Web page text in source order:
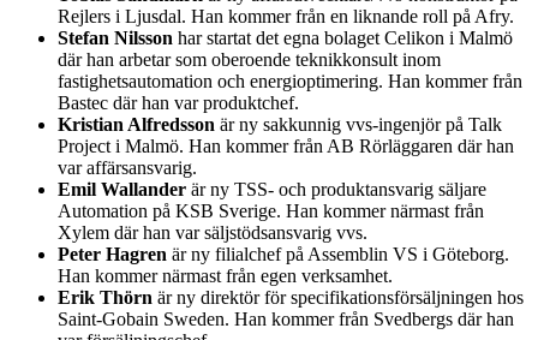
Rejlers i Ljusdal. Han kommer från en liknande roll på Afry.
Stefan Nilsson har startat det egna bolaget Celikon i Malmö
där han arbetar som oberoende teknikkonsult inom
fastighetsautomation och energioptimering. Han kommer från
Bastec där han var produktchef.
Kristian Alfredsson är ny sakkunnig vvs-ingenjör på Talk
Project i Malmö. Han kommer från AB Rörläggaren där han
var affärsansvarig.
Emil Wallander är ny TSS- och produktansvarig säljare
Automation på KSB Sverige. Han kommer närmast från
Xylem där han var säljstödsansvarig vvs.
Peter Hagren är ny filialchef på Assemblin VS i Göteborg.
Han kommer närmast från egen verksamhet.
Erik Thörn är ny direktör för specifikationsförsäljningen hos
Saint-Gobain Sweden. Han kommer från Svedbergs där han